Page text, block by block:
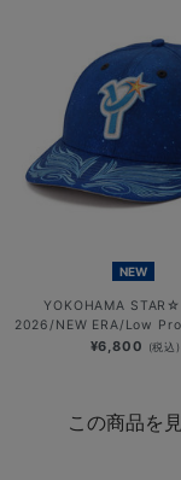
NEW
YOKOHAMA
2026/NEW ERA/Low
¥6,800 (税込)
この商品を